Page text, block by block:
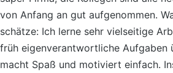
von Anfang an gut aufgenommen.
schätze: Ich lerne sehr vielseitige
früh eigenverantwortliche Aufgaben
macht Spaß und motiviert einfach.